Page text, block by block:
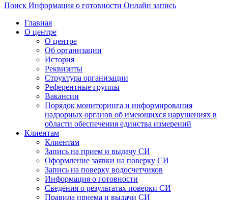
Поиск Информация о готовности Онлайн запись
Главная
О центре
О центре
Об организации
История
Реквизиты
Структура организации
Референтные группы
Вакансии
Порядок мониторинга и информирования
надзорных органов об имеющихся нарушениях в
области обеспечения единства измерений
Клиентам
Клиентам
Запись на прием и выдачу СИ
Оформление заявки на поверку СИ
Запись на поверку водосчетчиков
Информация о готовности
Сведения о результатах поверки СИ
Правила приема и выдачи СИ